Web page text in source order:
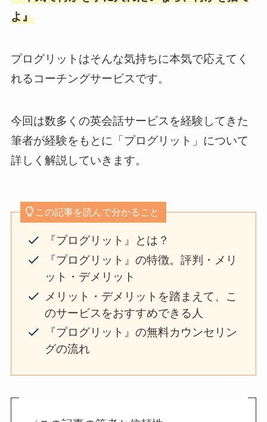
よ』
プログリットはそんな気持ちに本気で応えてく
れるコーチングサービスです。
今回は数多くの英会話サービスを経験してきた
筆者が経験をもとに「プログリット」について
詳しく解説していきます。
この記事を読んで分かること
『プログリット』とは？
『プログリット』の特徴。評判・メリ
ット・デメリット
メリット・デメリットを踏まえて、こ
のサービスをおすすめできる人
『プログリット』の無料カウンセリン
グの流れ